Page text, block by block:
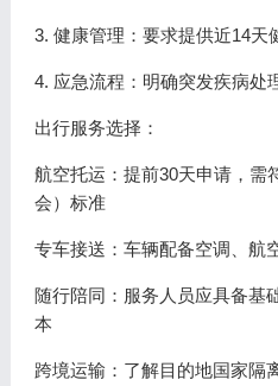
3. 健康管理：要求提供近14天
4. 应急流程：明确突发疾病处
出行服务选择：
航空托运：提前30天申请，需
会）标准
专车接送：车辆配备空调、航
随行陪同：服务人员应具备基
本
跨境运输：了解目的地国家隔